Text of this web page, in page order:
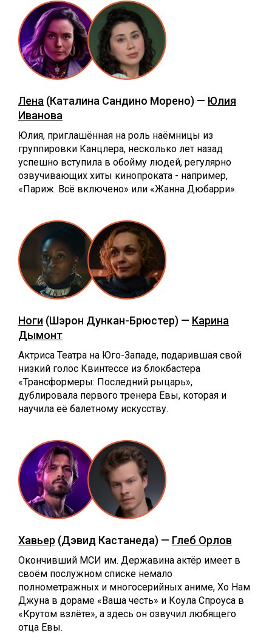
Лена (Каталина Сандино Морено) — Юлия
Иванова
Юлия, приглашённая на роль наёмницы из
группировки Канцлера, несколько лет назад
успешно вступила в обойму людей, регулярно
озвучивающих хиты кинопроката - например,
«Париж. Всё включено» или «Жанна Дюбарри».
Ноги (Шэрон Дункан-Брюстер) — Карина
Дымонт
Актриса Театра на Юго-Западе, подарившая свой
низкий голос Квинтессе из блокбастера
«Трансформеры: Последний рыцарь»,
дублировала первого тренера Евы, которая и
научила её балетному искусству.
Хавьер (Дэвид Кастанеда) — Глеб Орлов
Окончивший МСИ им. Державина актёр имеет в
своём послужном списке немало
полнометражных и многосерийных аниме, Хо Нам
Джуна в дораме «Ваша честь» и Коула Спроуса в
«Крутом взлёте», а здесь он озвучил любящего
отца Евы.